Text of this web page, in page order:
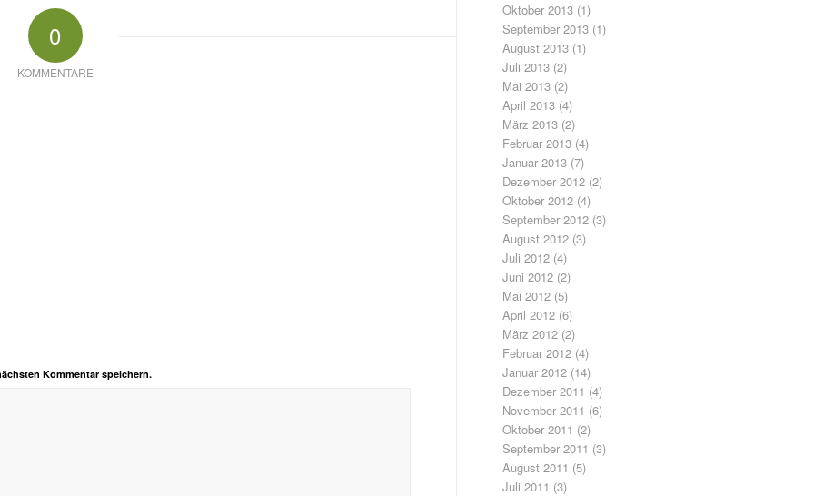
0
KOMMENTARE
Kommentar speichern.
Oktober 2013 (1)
September 2013 (1)
August 2013 (1)
Juli 2013 (2)
Mai 2013 (2)
April 2013 (4)
März 2013 (2)
Februar 2013 (4)
Januar 2013 (7)
Dezember 2012 (2)
Oktober 2012 (4)
September 2012 (3)
August 2012 (3)
Juli 2012 (4)
Juni 2012 (2)
Mai 2012 (5)
April 2012 (6)
März 2012 (2)
Februar 2012 (4)
Januar 2012 (14)
Dezember 2011 (4)
November 2011 (6)
Oktober 2011 (2)
September 2011 (3)
August 2011 (5)
Juli 2011 (3)